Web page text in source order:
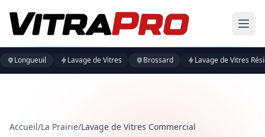
Longueuil Lavage de Vitres Brossard Lavage de Vitres
Accueil/La Prairie/Lavage de Vitres Commercial